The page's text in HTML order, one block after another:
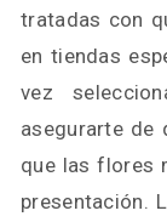
tratadas con
en tiendas
vez
asegurarte de
que las flores
presentación.